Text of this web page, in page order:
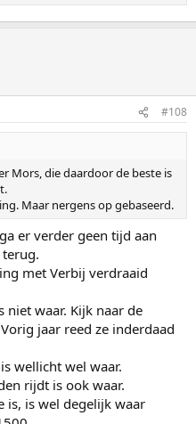
parten hebben gespeeld.
overgeslagen heeft. Maar als
geschikt voor de 1500, ook als
anders dan Yuskov die de
mij geen twijfel dat Ter Mors
dan Wüst, die zelf ook niet zo
ik hele goede subtoppers.
fit is dan zou ik het veld
zo inschatten:
Graf
#108
Mors, die daardoor de beste is
Maar nergens op gebaseerd.
er verder geen tijd aan
terug.
met Verbij verdraaid
niet waar. Kijk naar de
jaar reed ze inderdaad
wellicht wel waar.
rijdt is ook waar.
is, is wel degelijk waar